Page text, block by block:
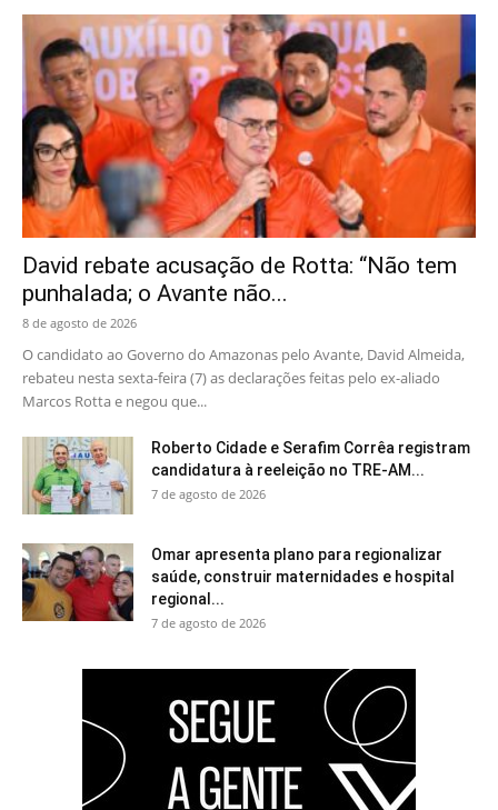
David rebate acusação de Rotta: “Não tem
punhalada; o Avante não...
8 de agosto de 2026
O candidato ao Governo do Amazonas pelo Avante, David Almeida,
rebateu nesta sexta-feira (7) as declarações feitas pelo ex-aliado
Marcos Rotta e negou que...
Roberto Cidade e Serafim Corrêa registram
candidatura à reeleição no TRE-AM...
7 de agosto de 2026
Omar apresenta plano para regionalizar
saúde, construir maternidades e hospital
regional...
7 de agosto de 2026